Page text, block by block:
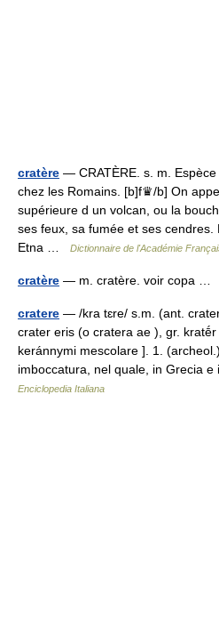
cratère — CRATÈRE. s. m.
chez les Romains. [b]f♛/b] On
supérieure d un volcan, ou la
ses feux, sa fumée et ses
Etna …
Dictionnaire de l'Académie
cratère — m. cratère. voir copa …
cratere — /kra tɛre/ s.m. (ant.
crater eris (o cratera ae ), gr. kratḗr
keránnymi mescolare ]. 1.
imboccatura, nel quale, in Grecia
Enciclopedia Italiana